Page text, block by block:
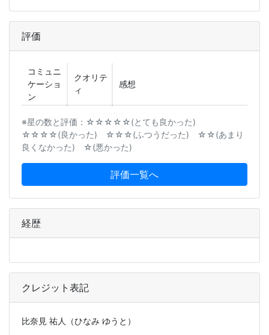
評価
コミュニ
ケーショ
ン
クオリテ
ィ
感想
※星の数と評価：☆☆☆☆☆(とても良かった)
☆☆☆☆(良かった) ☆☆☆(ふつうだった) ☆☆(あまり
良くなかった) ☆(悪かった)
評価一覧へ
経歴
クレジット表記
比奈見 祐人（ひなみ ゆうと）